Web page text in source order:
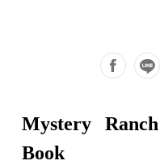
Mystery
Book